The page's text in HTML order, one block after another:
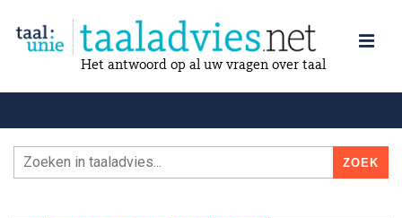
Het antwoord op al uw vragen over taal